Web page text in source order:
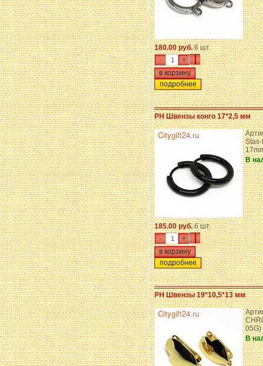
180.00 руб.6 шт.
- +
подробнее
PH Швензы конго 17*2,5 мм
Stas-
В
185.00 руб.6 шт.
- +
подробнее
PH Швензы 19*10,5*13 мм
05G)
В